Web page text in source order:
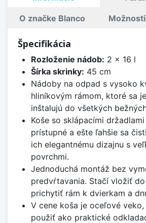
O značke Blanco
Špecifikácia
Rozloženie nádob: 2 x 16 l
Šírka skrinky: 45 cm
Nádoby na odpad s vysoko
hliníkovým rámom, ktoré sa
inštalujú do všetkých
Koše so sklápacími
prístupné a ešte ľahšie sa
ich elegantnému dizajnu s
povrchmi.
Jednoduchá montáž bez
predvŕtavania. Stačí vložiť
prichytiť rám k dvierkam a
V cene koša je oceľové
použiť ako praktické